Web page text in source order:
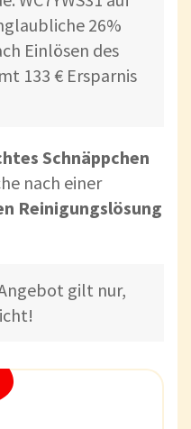
26%
Einlösen des
133 € Ersparnis
Schnäppchen
nach einer
Reinigungslösung
gilt nur,